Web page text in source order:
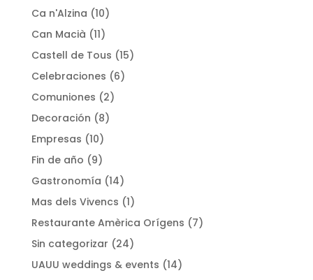
Ca n'Alzina (10)
Can Macià (11)
Castell de Tous (15)
Celebraciones (6)
Comuniones (2)
Decoración (8)
Empresas (10)
Fin de año (9)
Gastronomía (14)
Mas dels Vivencs (1)
Restaurante Amèrica Orígens (7)
Sin categorizar (24)
UAUU weddings & events (14)